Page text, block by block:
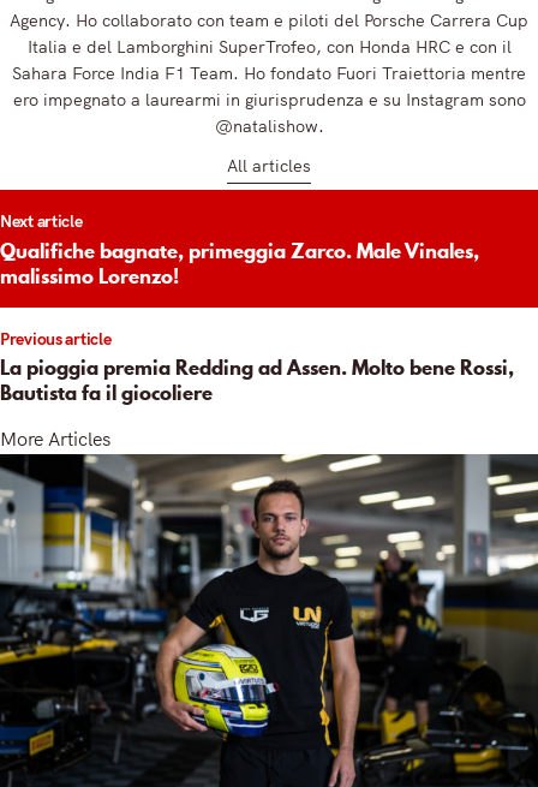
Agency. Ho collaborato con team e piloti del Porsche Carrera Cup
Italia e del Lamborghini SuperTrofeo, con Honda HRC e con il
Sahara Force India F1 Team. Ho fondato Fuori Traiettoria mentre
ero impegnato a laurearmi in giurisprudenza e su Instagram sono
@natalishow.
All articles
Previous article
La pioggia premia Redding ad Assen. Molto bene Rossi,
Bautista fa il giocoliere
Next article
Qualifiche bagnate, primeggia Zarco. Male Vinales,
malissimo Lorenzo!
More Articles